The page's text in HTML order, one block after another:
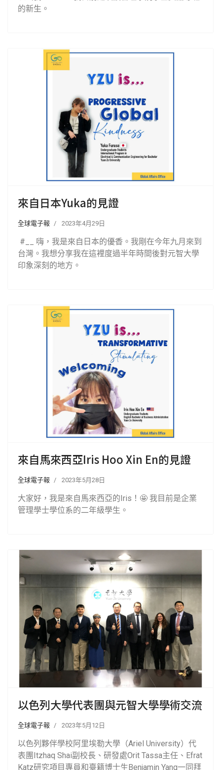
的新生。
來自日本Yuka的見證
全球電子報 2023年4月29日
#__ 嗨，我是來自日本的優香。我剛在今年九月來到
台灣。我想分享我在這裡度過半年時間後對元智大學
印象深刻的地方。
來自馬來西亞Iris Hoo Xin En的見證
全球電子報 2023年5月28日
大家好，我是來自馬來西亞的Iris！🤩 我目前是企業
管理學士學位系的二年級學生。
以色列大學代表團與元智大學學術交流
全球電子報 2023年5月12日
以色列夥伴學校阿里埃勒大學（Ariel University）代
表團Itzhaq Shai副校長、研發處Orit Tassa主任、Efrat
Katz研究項目專員和臺籍博士生Benjamin Yang一同拜